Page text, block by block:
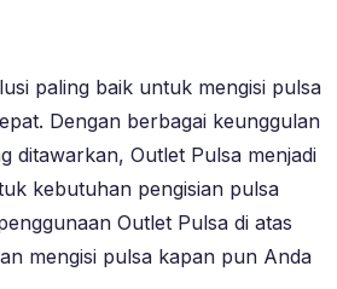
paling baik untuk mengisi pulsa
Dengan berbagai keunggulan
ditawarkan, Outlet Pulsa menjadi
kebutuhan pengisian pulsa
Outlet Pulsa di atas
mengisi pulsa kapan pun Anda